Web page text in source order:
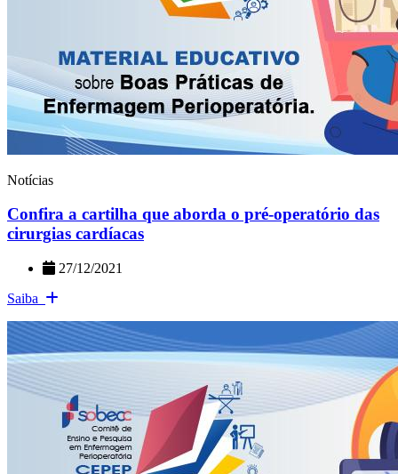
Notícias
Confira a cartilha que aborda o pré-operatório das
cirurgias cardíacas
27/12/2021
Saiba